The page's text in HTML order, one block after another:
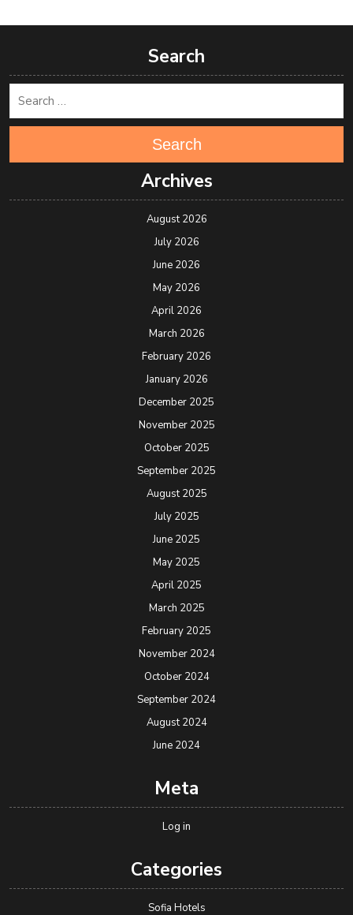
Search
Search
Archives
August 2026
July 2026
June 2026
May 2026
April 2026
March 2026
February 2026
January 2026
December 2025
November 2025
October 2025
September 2025
August 2025
July 2025
June 2025
May 2025
April 2025
March 2025
February 2025
November 2024
October 2024
September 2024
August 2024
June 2024
Meta
Log in
Categories
Sofia Hotels